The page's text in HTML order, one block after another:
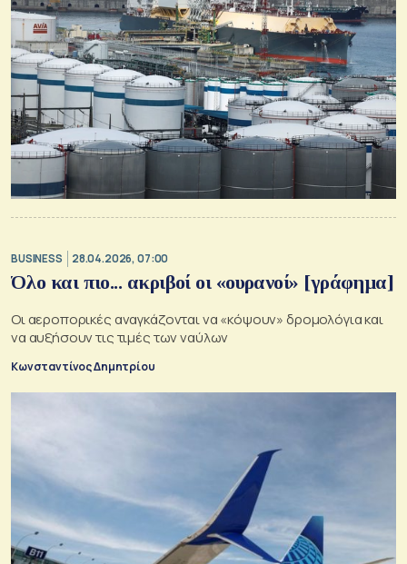
BUSINESS 28.04.2026, 07:00
Όλο και πιο... ακριβοί οι «ουρανοί» [γράφημα]
Οι αεροπορικές αναγκάζονται να «κόψουν» δρομολόγια και
να αυξήσουν τις τιμές των ναύλων
Κωνσταντίνος Δημητρίου